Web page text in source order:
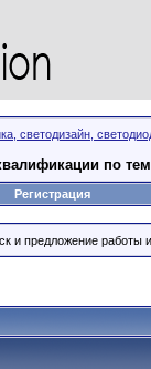
светодизайн,
по
Регистрация
и предложение работы